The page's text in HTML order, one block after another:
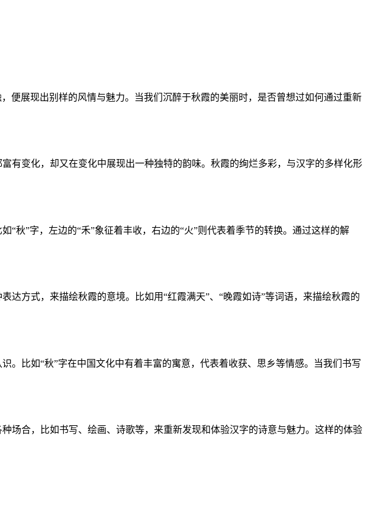
便展现出别样的风情与魅力。当我们沉醉于秋霞的美丽时，是否曾想过如何通过重新
有变化，却又在变化中展现出一种独特的韵味。秋霞的绚烂多彩，与汉字的多样化形
秋”字，左边的“禾”象征着丰收，右边的“火”则代表着季节的转换。通过这样的解
方式，来描绘秋霞的意境。比如用“红霞满天”、“晚霞如诗”等词语，来描绘秋霞的
。比如“秋”字在中国文化中有着丰富的寓意，代表着收获、思乡等情感。当我们书写
场合，比如书写、绘画、诗歌等，来重新发现和体验汉字的诗意与魅力。这样的体验